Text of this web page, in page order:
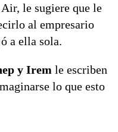
le sugiere que le
al empresario
a ella sola.
y Irem le escriben
lo que esto